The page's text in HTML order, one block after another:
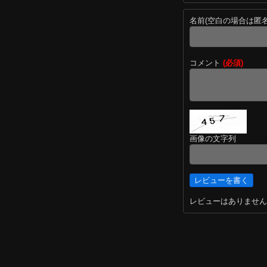
名前(空白の場合は匿
コメント (必須)
画像の文字列
レビューはありません